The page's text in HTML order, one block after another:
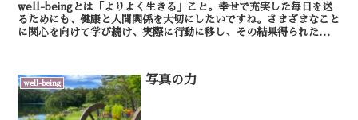
well-beingとは「よりよく生きる」こと。幸せで充実した毎日を送
るためにも、健康と人間関係を大切にしたいですね。さまざまなこと
に関心を向けて学び続け、実際に行動に移し、その結果得られたもの
well-being 写真の力